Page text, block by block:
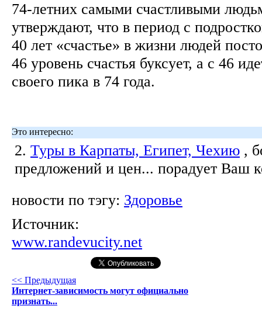
74-летних самыми счастливыми
утверждают, что в период с
40 лет «счастье» в жизни людей
46 уровень счастья буксует, а с 46
своего пика в 74 года.
Это интересно:
2. Туры в Карпаты, Египет, Чехию ,
предложений и цен... порадует Ваш
новости по тэгу: Здоровье
Источник:
www.randevucity.net
<< Предыдущая
Интернет-зависимость могут официально
признать...